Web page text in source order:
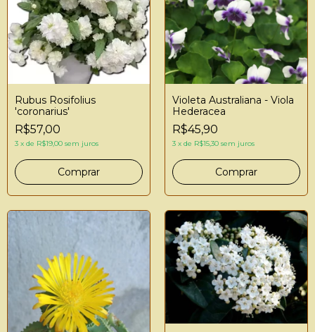
Rubus Rosifolius
'coronarius'
R$57,00
3 x de R$19,00 sem juros
Violeta Australiana - Viola
Hederacea
R$45,90
3 x de R$15,30 sem juros